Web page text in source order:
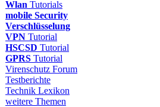
Wlan Tutorials
mobile Security
Verschlüsselung
VPN Tutorial
HSCSD Tutorial
GPRS Tutorial
Virenschutz Forum
Testberichte
Technik Lexikon
weitere Themen